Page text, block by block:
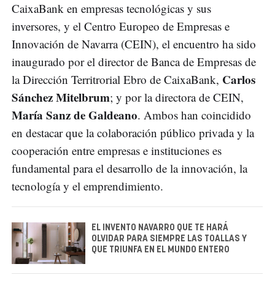
CaixaBank en empresas tecnológicas y sus
inversores, y el Centro Europeo de Empresas e
Innovación de Navarra (CEIN), el encuentro ha sido
inaugurado por el director de Banca de Empresas de
la Dirección Territrorial Ebro de CaixaBank, Carlos
Sánchez Mitelbrum; y por la directora de CEIN,
María Sanz de Galdeano. Ambos han coincidido
en destacar que la colaboración público privada y la
cooperación entre empresas e instituciones es
fundamental para el desarrollo de la innovación, la
tecnología y el emprendimiento.
EL INVENTO NAVARRO QUE TE HARÁ
OLVIDAR PARA SIEMPRE LAS TOALLAS Y
QUE TRIUNFA EN EL MUNDO ENTERO